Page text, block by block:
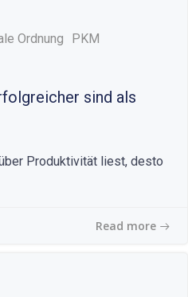
Ordnung
PKM
sind als
Produktivität liest, desto
Read more